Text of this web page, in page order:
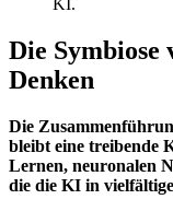
Die Symbiose
Denken
Die
bleibt eine treibende
Lernen, neuronalen
die die KI in